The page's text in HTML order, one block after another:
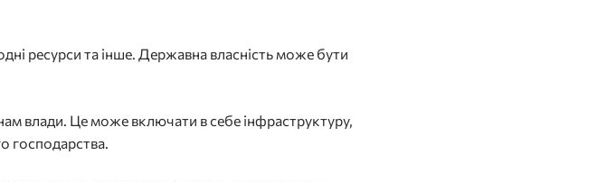
ресурси та інше. Державна власність може бути
влади. Це може включати в себе інфраструктуру,
господарства.